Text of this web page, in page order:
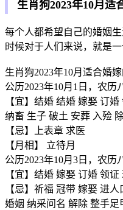
生肖狗2023年10月适
每个人都希望自己的婚姻
时候对于人们来说，就是一
生肖狗2023年10月适合婚
公历2023年10月1日，农
【宜】结婚 结婚 嫁娶 订
纳畜 生子 破土 安葬 入殓
【忌】上表章 求医
【月相】 立待月
公历2023年10月3日，农
【宜】结婚 嫁娶 订婚 领
【忌】祈福 冠带 嫁娶 进
婚姻 纳采问名 解除 整手